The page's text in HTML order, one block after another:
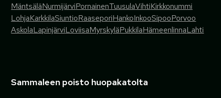
MäntsäläNurmijärviPornainenTuusulaVihtiKirkkonummi
LohjaKarkkilaSiuntioRaaseporiHankoInkooSipooPorvoo
AskolaLapinjärviLoviisaMyrskyläPukkilaHämeenlinnaLahti
Sammaleen poisto huopakatolta